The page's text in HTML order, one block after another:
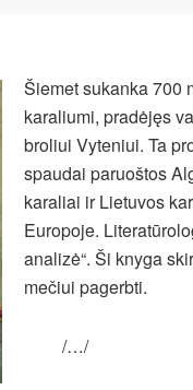
Šiemet sukanka 700
karaliumi, pradėjęs
broliui Vyteniui. Ta
spaudai paruoštos
karaliai ir Lietuvos
Europoje.
analizė“. Ši knyga
mečiui pagerbti.
/…/